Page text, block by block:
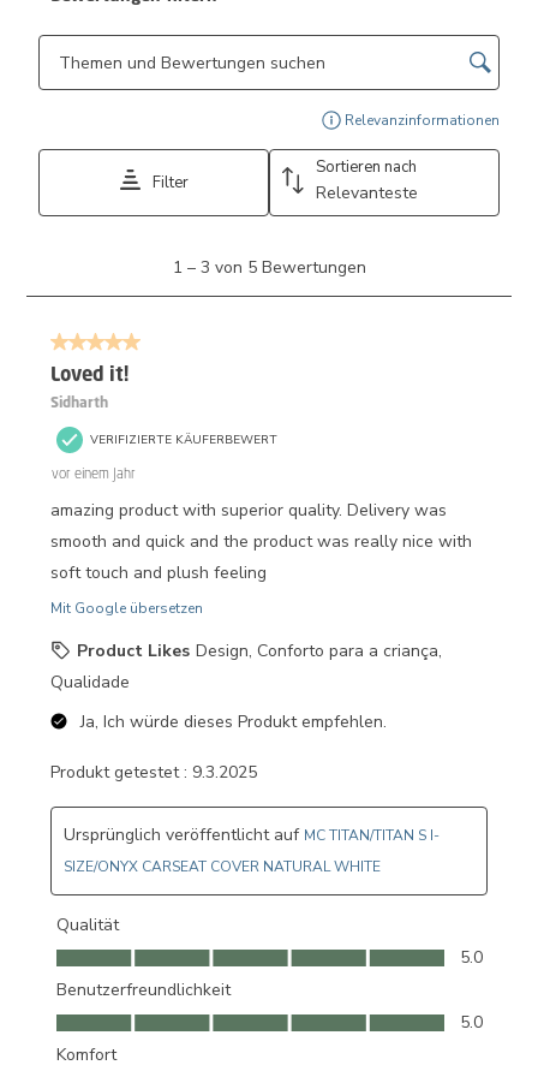
Suchthemen und Bewertungen Suchregion
Relevanzinformationen
Filter
Sortieren nach
Relevanteste
3
Bewertungen.
1 – 3 von 5 Bewertungen
5 von 5 Sternen.
Loved it!
Sidharth
VERIFIZIERTE KÄUFERBEWERT
vor einem Jahr
amazing product with superior quality. Delivery was
smooth and quick and the product was really nice with
soft touch and plush feeling
Mit Google übersetzen
Product Likes Design, Conforto para a criança,
Qualidade
Ja, Ich würde dieses Produkt empfehlen.
Produkt getestet : 9.3.2025
Ursprünglich veröffentlicht auf MC TITAN/TITAN S I-
SIZE/ONYX CARSEAT COVER NATURAL WHITE
Qualität
Qualität, 5.0 von 5
5.0
Benutzerfreundlichkeit
Benutzerfreundlichkeit, 5.0 von 5
5.0
Komfort